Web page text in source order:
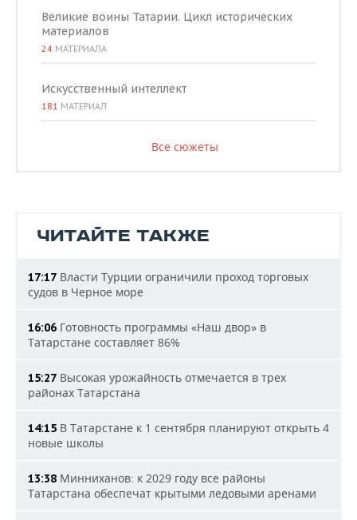
Великие воины Татарии. Цикл исторических
материалов
24 МАТЕРИАЛА
Искусственный интеллект
181 МАТЕРИАЛ
Все сюжеты
ЧИТАЙТЕ ТАКЖЕ
17:17 Власти Турции ограничили проход торговых
судов в Черное море
16:06 Готовность программы «Наш двор» в
Татарстане составляет 86%
15:27 Высокая урожайность отмечается в трех
районах Татарстана
14:15 В Татарстане к 1 сентября планируют открыть 4
новые школы
13:38 Минниханов: к 2029 году все районы
Татарстана обеспечат крытыми ледовыми аренами